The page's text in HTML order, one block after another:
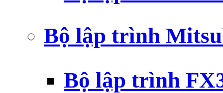
Bộ lập trình
Bộ lập trình